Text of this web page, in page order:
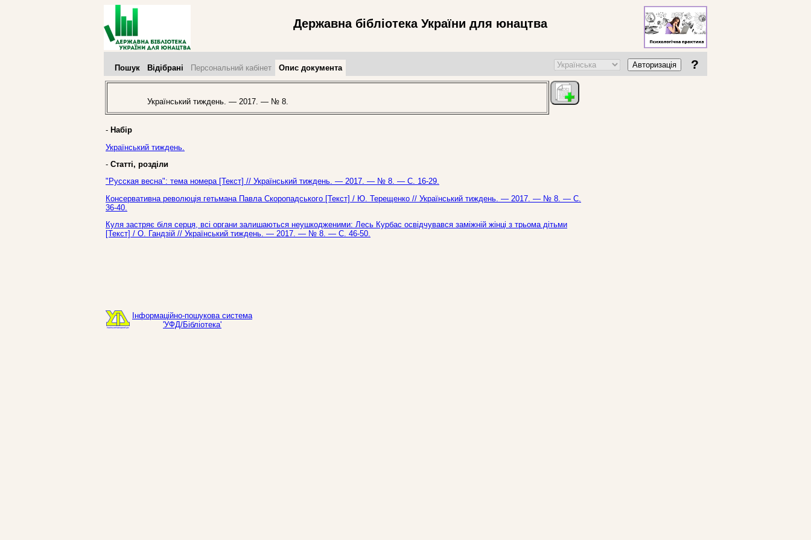
Державна бібліотека України для юнацтва
Пошук Відібрані Персональний кабінет Опис документа Авторизація ?
Український тиждень. — 2017. — № 8.
- Набір
Український тиждень.
- Статті, розділи
"Русская весна": тема номера [Текст] // Український тиждень. — 2017. — № 8. — С. 16-29.
Консервативна революція гетьмана Павла Скоропадського [Текст] / Ю. Терещенко // Український тиждень. — 2017. — № 8. — С.
36-40.
Куля застряє біля серця, всі органи залишаються неушкодженими: Лесь Курбас освідчувався заміжній жінці з трьома дітьми
[Текст] / О. Гандзій // Український тиждень. — 2017. — № 8. — С. 46-50.
Інформаційно-пошукова система
'УФД/Бібліотека'